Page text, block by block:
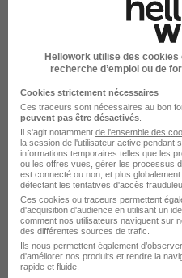
Auxiliaire de Vie H/F
Royan - 17 CDI 12,31 -
Voir l’offre
Auxiliaire de Vie H/F
Vitalliance
Hellowork utilise des
recherche d’emploi ou de
Cookies strictement nécessaires
Ces traceurs sont nécessaires au bon
peuvent pas être désactivés
Il s'agit notamment de l'ensemble des
la session de l'utilisateur active pendant
informations temporaires telles que les
ou les offres vues, gérer les processus
est connecté ou non, et plus
détectant les tentatives d'accès
Ces cookies ou traceurs permettent
d'acquisition d'audience en utilisant un
comment nos utilisateurs naviguent sur
des différentes sources de trafic.
Ils nous permettent également
d'améliorer nos produits et rendre la
rapide et fluide.